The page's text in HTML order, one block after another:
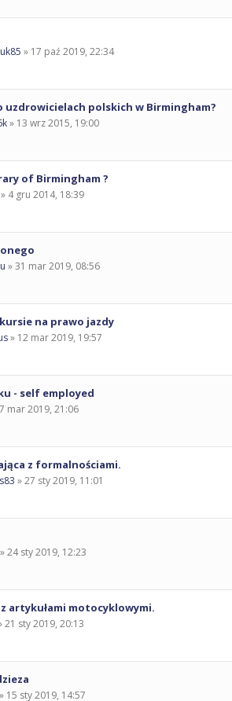
» 17 paź 2019, 22:34
uzdrowicielach polskich w Birmingham?
» 13 wrz 2015, 19:00
of Birmingham ?
» 4 gru 2014, 18:39
» 31 mar 2019, 08:56
kursie na prawo jazdy
» 12 mar 2019, 19:57
- self employed
mar 2019, 21:06
z formalnościami.
» 27 sty 2019, 11:01
» 24 sty 2019, 12:23
artykułami motocyklowymi.
21 sty 2019, 20:13
» 15 sty 2019, 14:57